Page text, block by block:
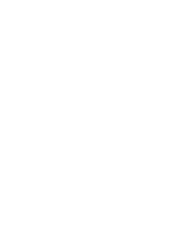
winkelwagen